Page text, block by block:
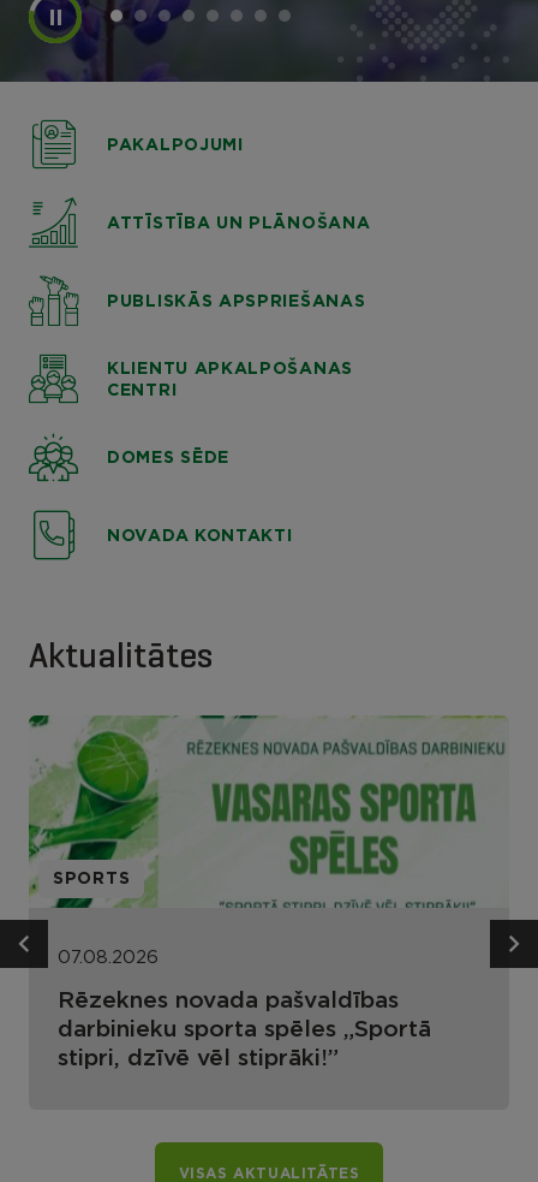
PAKALPOJUMI
ATTĪSTĪBA UN PLĀNOŠANA
PUBLISKĀS APSPRIEŠANAS
KLIENTU APKALPOŠANAS
CENTRI
DOMES SĒDE
NOVADA KONTAKTI
Aktualitātes
SPORTS
07.08.2026
Rēzeknes novada pašvaldības
darbinieku sporta spēles „Sportā
stipri, dzīvē vēl stiprāki!”
VISAS AKTUALITĀTES